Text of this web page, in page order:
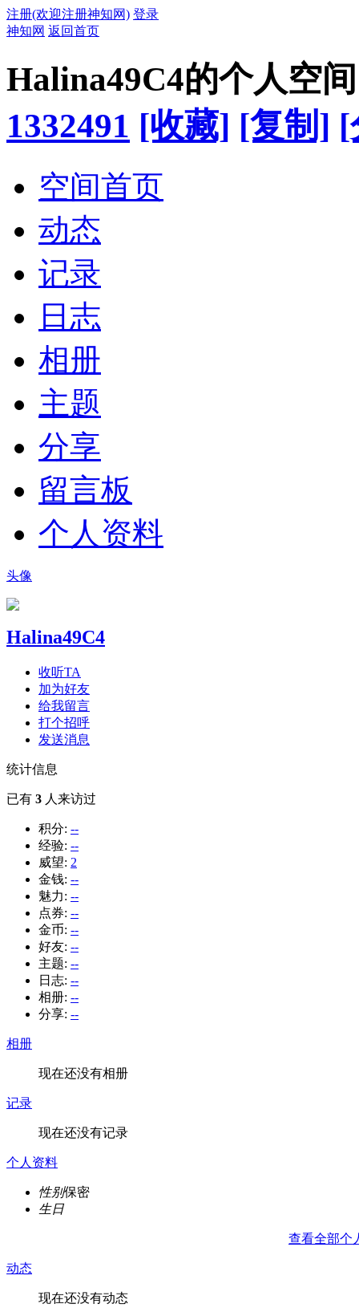
注册(欢迎注册神知网) 登录
神知网 返回首页
Halina49C4的个人空间
1332491 [收藏] [复制] [
空间首页
动态
记录
日志
相册
主题
分享
留言板
个人资料
头像
Halina49C4
收听TA
加为好友
给我留言
打个招呼
发送消息
统计信息
已有 3 人来访过
积分: --
经验: --
威望: 2
金钱: --
魅力: --
点券: --
金币: --
好友: --
主题: --
日志: --
相册: --
分享: --
相册
现在还没有相册
记录
现在还没有记录
个人资料
性别保密
生日
查看全部个
动态
现在还没有动态